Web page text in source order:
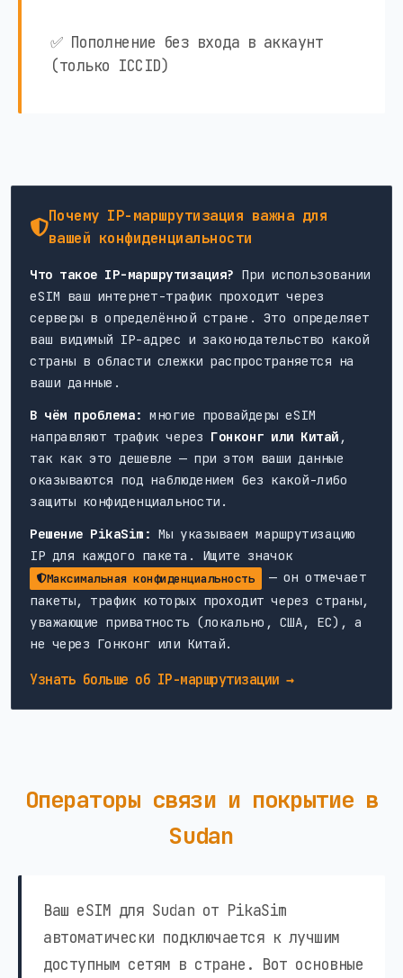
✅ Пополнение без входа в аккаунт
(только ICCID)
Почему IP-маршрутизация важна для
вашей конфиденциальности
Что такое IP-маршрутизация? При использовании
eSIM ваш интернет-трафик проходит через
серверы в определённой стране. Это определяет
ваш видимый IP-адрес и законодательство какой
страны в области слежки распространяется на
ваши данные.
В чём проблема: многие провайдеры eSIM
направляют трафик через Гонконг или Китай ,
так как это дешевле — при этом ваши данные
оказываются под наблюдением без какой-либо
защиты конфиденциальности.
Решение PikaSim: Мы указываем маршрутизацию
IP для каждого пакета. Ищите значок
Максимальная конфиденциальность
— он отмечает
пакеты, трафик которых проходит через страны,
уважающие приватность (локально, США, ЕС), а
не через Гонконг или Китай.
Узнать больше об IP-маршрутизации →
Операторы связи и покрытие в
Sudan
Ваш eSIM для Sudan от PikaSim
автоматически подключается к лучшим
доступным сетям в стране. Вот основные